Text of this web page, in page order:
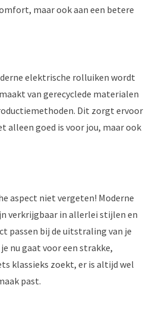
maar ook aan een betere
elektrische rolluiken wordt
van gerecyclede materialen
Dit zorgt ervoor
alleen goed is voor jou, maar ook
aspect niet vergeten! Moderne
verkrijgbaar in allerlei stijlen en
passen bij de uitstraling van je
nu gaat voor een strakke,
klassieks zoekt, er is altijd wel
past.